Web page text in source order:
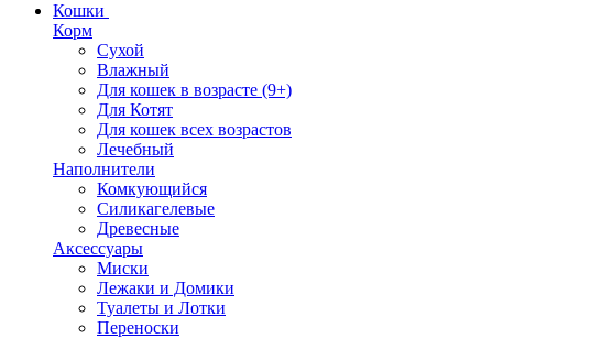
Кошки
Корм
Сухой
Влажный
Для кошек в возрасте (9+)
Для Котят
Для кошек всех возрастов
Лечебный
Наполнители
Комкующийся
Силикагелевые
Древесные
Аксессуары
Миски
Лежаки и Домики
Туалеты и Лотки
Переноски